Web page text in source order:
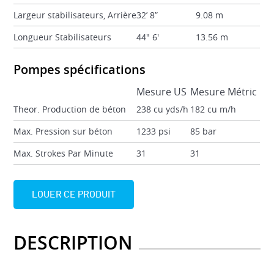
Largeur stabilisateurs, Arrière32’ 8”
9.08 m
Longueur Stabilisateurs
44" 6' 13.56 m
Pompes spécifications
Mesure US Mesure Métric
Theor. Production de béton 238 cu yds/h 182 cu m/h
Max. Pression sur béton
1233 psi
85 bar
Max. Strokes Par Minute
31 31
LOUER CE PRODUIT
DESCRIPTION